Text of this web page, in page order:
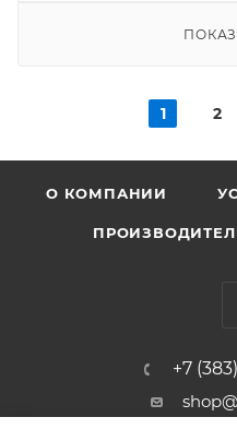
1 2
О КОМПАНИИ
+7